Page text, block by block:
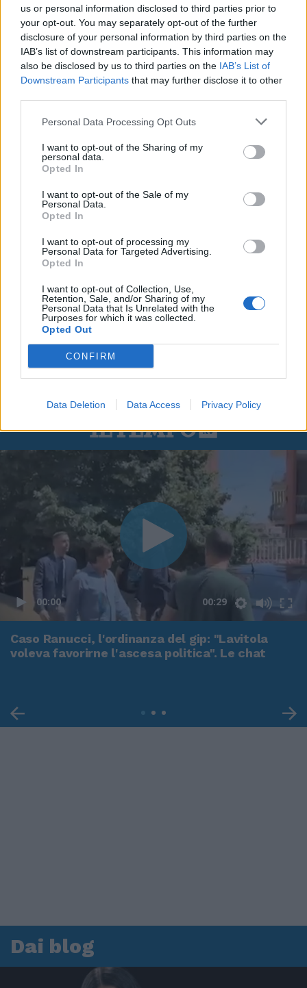
us or personal information disclosed to third parties prior to
your opt-out. You may separately opt-out of the further
disclosure of your personal information by third parties on the
IAB’s list of downstream participants. This information may
also be disclosed by us to third parties on the IAB’s List of
Downstream Participants that may further disclose it to other
Personal Data Processing Opt Outs
I want to opt-out of the Sharing of my
personal data.
Opted In
I want to opt-out of the Sale of my
Personal Data.
Opted In
I want to opt-out of processing my
Personal Data for Targeted Advertising.
Opted In
I want to opt-out of Collection, Use,
Retention, Sale, and/or Sharing of my
Personal Data that Is Unrelated with the
Purposes for which it was collected.
Opted Out
CONFIRM
Data Deletion Data Access Privacy Policy
00:00 00:29
Caso Ranucci, l'ordinanza del gip: "Lavitola
voleva favorirne l'ascesa politica". Le chat
Dai blog